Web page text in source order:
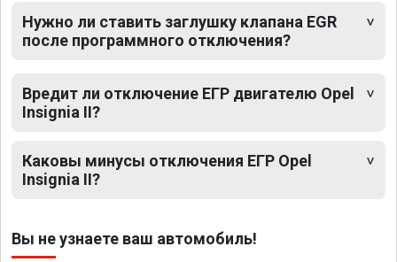
Нужно ли ставить заглушку клапана EGR
после программного отключения?
Вредит ли отключение ЕГР двигателю Opel
Insignia II?
Каковы минусы отключения ЕГР Opel
Insignia II?
Вы не узнаете ваш автомобиль!